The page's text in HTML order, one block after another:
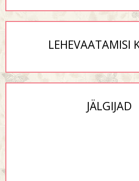
LEHEVAATAMISI
JÄLGIJAD